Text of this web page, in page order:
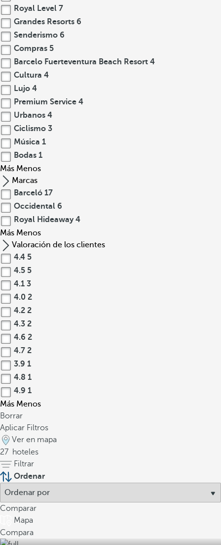
Royal Level 7
Grandes Resorts 6
Senderismo 6
Compras 5
Barcelo Fuerteventura Beach Resort 4
Cultura 4
Lujo 4
Premium Service 4
Urbanos 4
Ciclismo 3
Música 1
Bodas 1
Más Menos
Marcas
Barceló 17
Occidental 6
Royal Hideaway 4
Más Menos
Valoración de los clientes
4.4 5
4.5 5
4.1 3
4.0 2
4.2 2
4.3 2
4.6 2
4.7 2
3.9 1
4.8 1
4.9 1
Más Menos
Borrar
Aplicar Filtros
Ver en mapa
27 hoteles
Filtrar
Ordenar
Comparar
Mapa
Compara